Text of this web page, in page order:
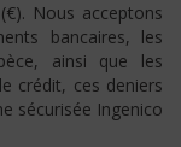
Nous acceptons
bancaires, les
ainsi que les
crédit, ces deniers
sécurisée Ingenico